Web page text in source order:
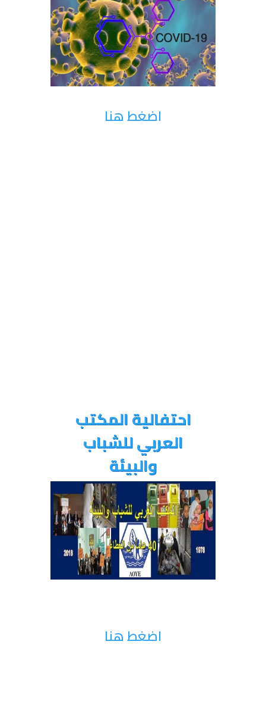
اضغط هنا
احتفالية المكتب
العربي للشباب
والبيئة
اضغط هنا